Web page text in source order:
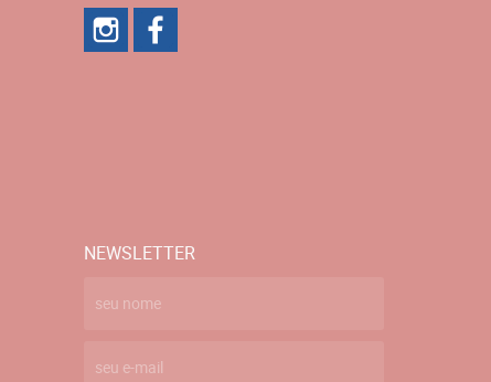
NEWSLETTER